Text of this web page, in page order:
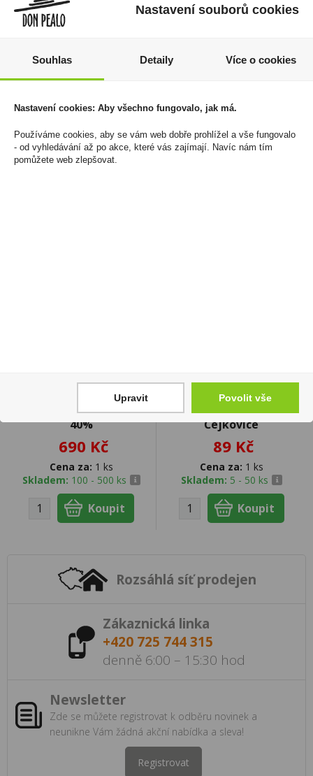
Reserva Especial 0,7l
1 369 Kč
Cena za:1 ks
30%
779 Kč
Cena za:1 ks
Whisky Jack Daniels 1l
40%
690 Kč
Cena za: 1 ks
Skladem: 100 - 500 ks
Frankovka NEW 0,75l
Čejkovice
89 Kč
Cena za: 1 ks
Skladem: 5 - 50 ks
Rozsáhlá síť prodejen
Zákaznická linka
+420 725 744 315
denně 6:00 – 15:30 hod
Newsletter
Zde se můžete registrovat k odběru novinek a
neunikne Vám žádná akční nabídka a sleva!
Registrovat
Nastavení souborů cookies
Souhlas Detaily Více o cookies
Nastavení cookies: Aby všechno fungovalo, jak má.
Používáme cookies, aby se vám web dobře prohlížel a vše fungovalo
- od vyhledávání až po akce, které vás zajímají. Navíc nám tím
pomůžete web zlepšovat.
Upravit Povolit vše